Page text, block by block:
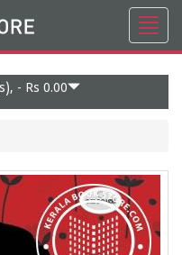
- Rs 0.00